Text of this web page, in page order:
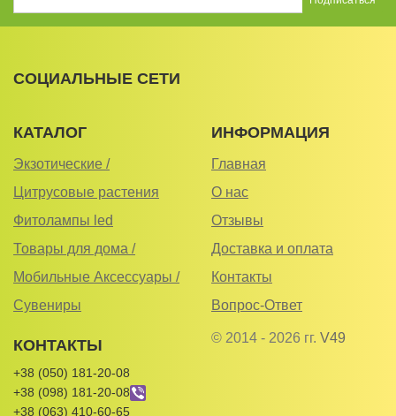
СОЦИАЛЬНЫЕ СЕТИ
КАТАЛОГ
Экзотические /
Цитрусовые растения
Фитолампы led
Товары для дома /
Мобильные Аксессуары /
Сувениры
ИНФОРМАЦИЯ
Главная
О нас
Отзывы
Доставка и оплата
Контакты
Вопрос-Ответ
КОНТАКТЫ
+38 (050) 181-20-08
+38 (098) 181-20-08
+38 (063) 410-60-65
© 2014 - 2026 гг. V49